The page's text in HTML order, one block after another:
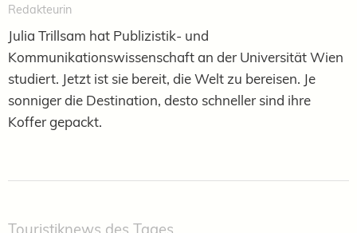
Redakteurin
Julia Trillsam hat Publizistik- und
Kommunikationswissenschaft an der Universität Wien
studiert. Jetzt ist sie bereit, die Welt zu bereisen. Je
sonniger die Destination, desto schneller sind ihre
Koffer gepackt.